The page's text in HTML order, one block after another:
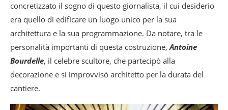
concretizzato il sogno di questo giornalista, il cui desiderio
era quello di edificare un luogo unico per la sua
architettura e la sua programmazione. Da notare, tra le
personalità importanti di questa costruzione,Antoine
Bourdelle, il celebre scultore, che partecipò alla
decorazione e si improvvisò architetto per la durata del
cantiere.